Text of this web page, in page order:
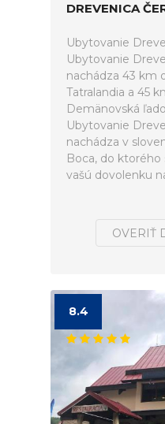
DREVENICA
Ubytovanie
Ubytovanie
nachádza 43 km
Tatralandia a 45
Demänovská
Ubytovanie
nachádza v
Boca, do
vašú dovolenku
OVERIŤ
8.4